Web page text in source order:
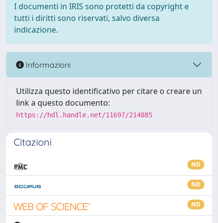
I documenti in IRIS sono protetti da copyright e
tutti i diritti sono riservati, salvo diversa
indicazione.
Informazioni
Utilizza questo identificativo per citare o creare un
link a questo documento:
https://hdl.handle.net/11697/214885
Citazioni
ND
ND
ND